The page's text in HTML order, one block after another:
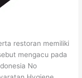
restoran memiliki
mengacu pada
No